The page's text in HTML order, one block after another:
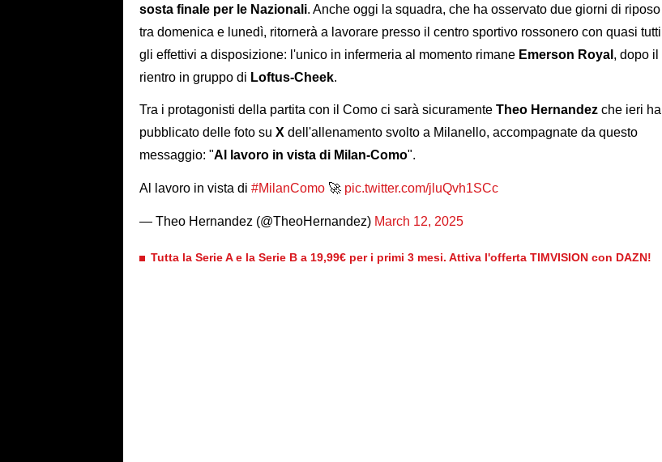
sosta finale per le Nazionali. Anche oggi la squadra, che ha osservato due giorni di riposo
tra domenica e lunedì, ritornerà a lavorare presso il centro sportivo rossonero con quasi tutti
gli effettivi a disposizione: l'unico in infermeria al momento rimane Emerson Royal , dopo il
rientro in gruppo di Loftus-Cheek.
Tra i protagonisti della partita con il Como ci sarà sicuramente Theo Hernandez che ieri ha
pubblicato delle foto su X dell'allenamento svolto a Milanello, accompagnate da questo
messaggio: "Al lavoro in vista di Milan-Como".
Al lavoro in vista di #MilanComo 🚀 pic.twitter.com/jluQvh1SCc
— Theo Hernandez (@TheoHernandez) March 12, 2025
Tutta la Serie A e la Serie B a 19,99€ per i primi 3 mesi. Attiva l'offerta TIMVISION con DAZN!